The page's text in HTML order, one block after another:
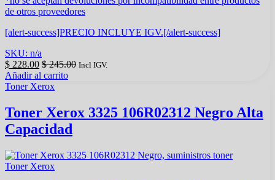
de otros proveedores
[alert-success]PRECIO INCLUYE IGV.[/alert-success]
SKU: n/a
$ 228.00 $245.00 Incl IGV.
Añadir al carrito
Toner Xerox
Toner Xerox 3325 106R02312 Negro Alta
Capacidad
Toner Xerox